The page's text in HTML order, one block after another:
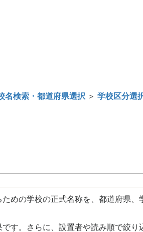
名検索・都道府県選択 ＞ 学校区分選
めの学校の正式名称を、都道府県
す。さらに、設置者や読み順で絞り